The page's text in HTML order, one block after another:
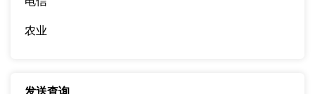
农业
发送查询